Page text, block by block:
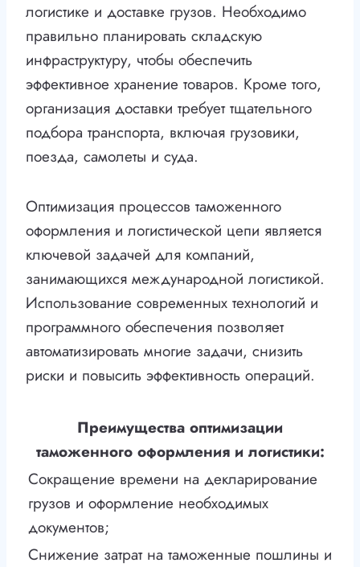
логистике и доставке грузов. Необходимо
правильно планировать складскую
инфраструктуру, чтобы обеспечить
эффективное хранение товаров. Кроме того,
организация доставки требует тщательного
подбора транспорта, включая грузовики,
поезда, самолеты и суда.
Оптимизация процессов таможенного
оформления и логистической цепи является
ключевой задачей для компаний,
занимающихся международной логистикой.
Использование современных технологий и
программного обеспечения позволяет
автоматизировать многие задачи, снизить
риски и повысить эффективность операций.
Преимущества оптимизации
таможенного оформления и логистики:
Сокращение времени на декларирование
грузов и оформление необходимых
документов;
Снижение затрат на таможенные пошлины и